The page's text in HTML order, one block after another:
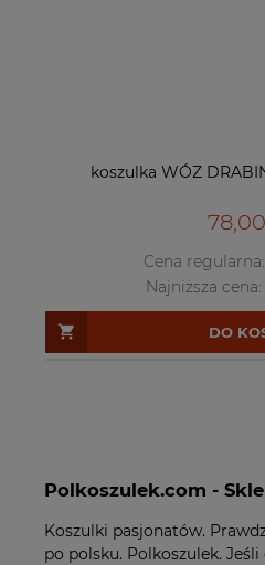
koszulka WÓZ
78,00
Cena
Najniższa cena:
DO
Polkoszulek.com -
Koszulki pasjonatów.
po polsku. Polkoszulek.